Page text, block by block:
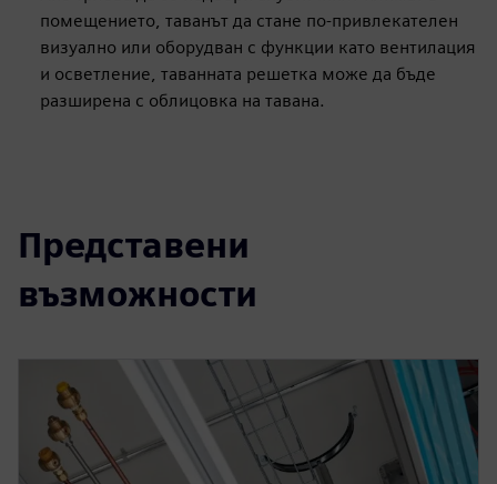
помещението, таванът да стане по-привлекателен
визуално или оборудван с функции като вентилация
и осветление, таванната решетка може да бъде
разширена с облицовка на тавана.
Представени
възможности